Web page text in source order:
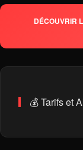
DÉCOUVRIR
💰 Tarifs et